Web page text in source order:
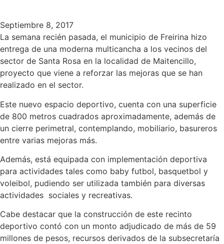
Septiembre 8, 2017
La semana recién pasada, el municipio de Freirina hizo
entrega de una moderna multicancha a los vecinos del
sector de Santa Rosa en la localidad de Maitencillo,
proyecto que viene a reforzar las mejoras que se han
realizado en el sector.
Este nuevo espacio deportivo, cuenta con una superficie
de 800 metros cuadrados aproximadamente, además de
un cierre perimetral, contemplando, mobiliario, basureros
entre varias mejoras más.
Además, está equipada con implementación deportiva
para actividades tales como baby futbol, basquetbol y
voleibol, pudiendo ser utilizada también para diversas
actividades sociales y recreativas.
Cabe destacar que la construcción de este recinto
deportivo contó con un monto adjudicado de más de 59
millones de pesos, recursos derivados de la subsecretaría